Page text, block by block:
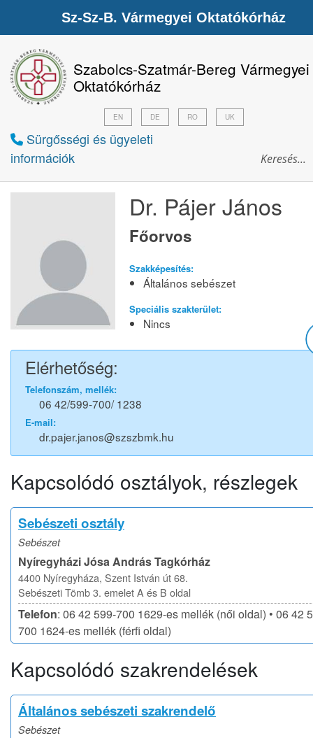
Szabolcs-Szatmár-Bereg Vármegyei
Oktatókórház
Sürgősségi és ügyeleti
információk
EN DE RO UK
Dr. Pájer János
Főorvos
Szakképesítés:
Általános sebészet
Speciális szakterület:
Nincs
Elérhetőség:
Telefonszám, mellék:
06 42/599-700/ 1238
E-mail:
dr.pajer.janos@szszbmk.hu
Kapcsolódó osztályok, részlegek
Sebészeti osztály
Sebészet
Nyíregyházi Jósa András Tagkórház
4400 Nyíregyháza, Szent István út 68.
Sebészeti Tömb 3. emelet A és B oldal
Telefon: 06 42 599-700 1629-es mellék (női oldal) • 06 42
700 1624-es mellék (férfi oldal)
Kapcsolódó szakrendelések
Általános sebészeti szakrendelő
Sebészet
Sz-Sz-B. Vármegyei Oktatókórház